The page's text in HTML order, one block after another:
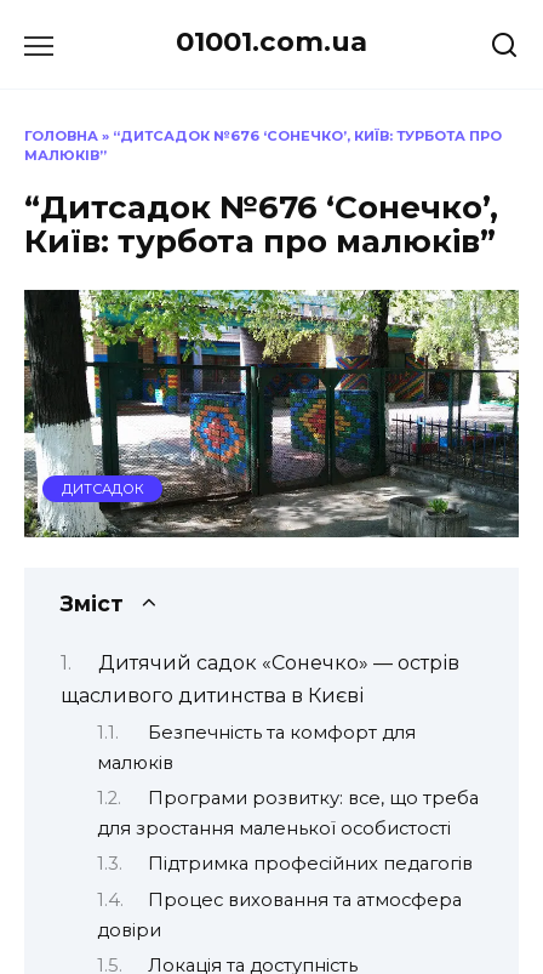
до
01001.com.ua
ГОЛОВНА » “ДИТСАДОК №676 ‘СОНЕЧКО’, КИЇВ: ТУРБОТА ПРО
МАЛЮКІВ”
“Дитсадок №676 ‘Сонечко’,
Київ: турбота про малюків”
ДИТСАДОК
Зміст
Дитячий садок «Сонечко» — острів
щасливого дитинства в Києві
Безпечність та комфорт для
малюків
Програми розвитку: все, що треба
для зростання маленької особистості
Підтримка професійних педагогів
Процес виховання та атмосфера
довіри
Локація та доступність